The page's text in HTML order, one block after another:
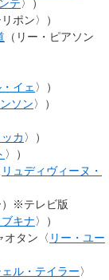
テ〉）
ポン〉）
（リー・ピアソン
イェ 〉）
ソン〉）
カ 〉）
〉）
リュディヴィーヌ・
）※テレビ版
キナ〉）
オタン〈 リー・ユー
ル・テイラー〉